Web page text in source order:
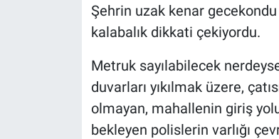
Şehrin uzak kenar
kalabalık dikkati çekiyordu.
Metruk sayılabilecek
duvarları yıkılmak üzere,
olmayan, mahallenin giriş
bekleyen polislerin varlığı